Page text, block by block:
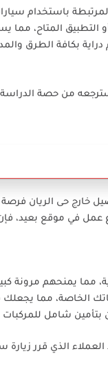
باستخدام
التطبيق المتاح،
بكافة الطرق
من حصة
خارج حى الريان
عمل في موقع بعيد،
مما يمنحهم مرونة
الخاصة، مما
شامل للمركبات
العملاء الذي قرر